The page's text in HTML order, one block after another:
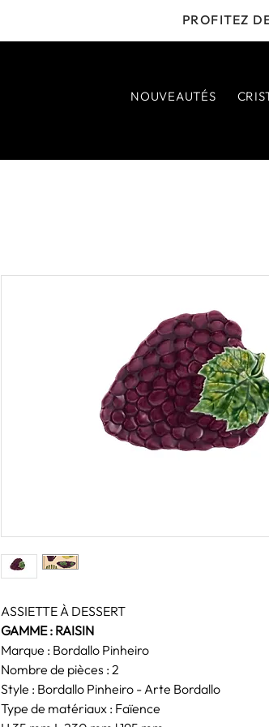
PROFITEZ
NOUVEAUTÉS
ASSIETTE À DESSERT
GAMME : RAISIN
Marque : Bordallo Pinheiro
Nombre de pièces : 2
Style : Bordallo Pinheiro - Arte Bordallo
Type de matériaux : Faïence